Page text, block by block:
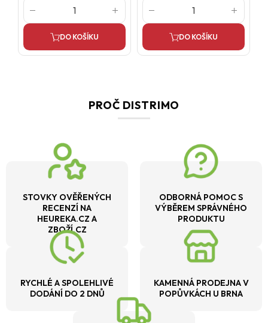
DO KOŠÍKU DO KOŠÍKU
PROČ DISTRIMO
STOVKY OVĚŘENÝCH
RECENZÍ NA
HEUREKA.CZ A
ZBOŽÍ.CZ
ODBORNÁ POMOC S
VÝBĚREM SPRÁVNÉHO
PRODUKTU
RYCHLÉ A SPOLEHLIVÉ
DODÁNÍ DO 2 DNŮ
KAMENNÁ PRODEJNA V
POPŮVKÁCH U BRNA